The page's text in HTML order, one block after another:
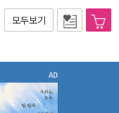
모두보기